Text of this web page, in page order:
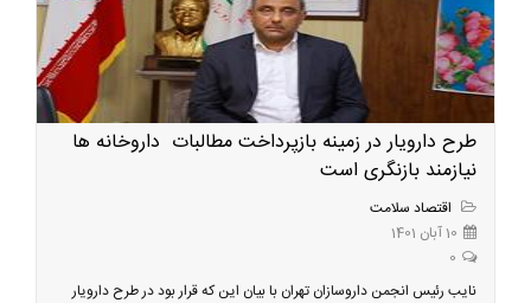
طرح دارویار در زمینه بازپرداخت مطالبات داروخانه ها
نیازمند بازنگری است
اقتصاد سلامت
10 آبان 1401
0
نایب رئیس انجمن داروسازان تهران با بیان این که قرار بود در طرح دارویار